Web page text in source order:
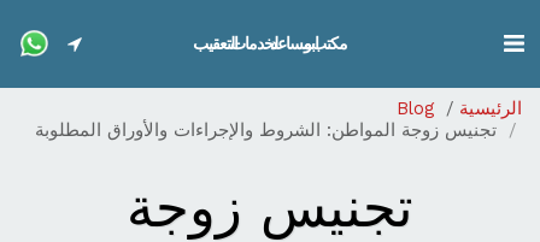
مكتب ابو مساعد لخدمات التعقيب
الرئيسية
Blog
تجنيس زوجة المواطن: الشروط والإجراءات والأوراق المطلوبة
تجنيس زوجة